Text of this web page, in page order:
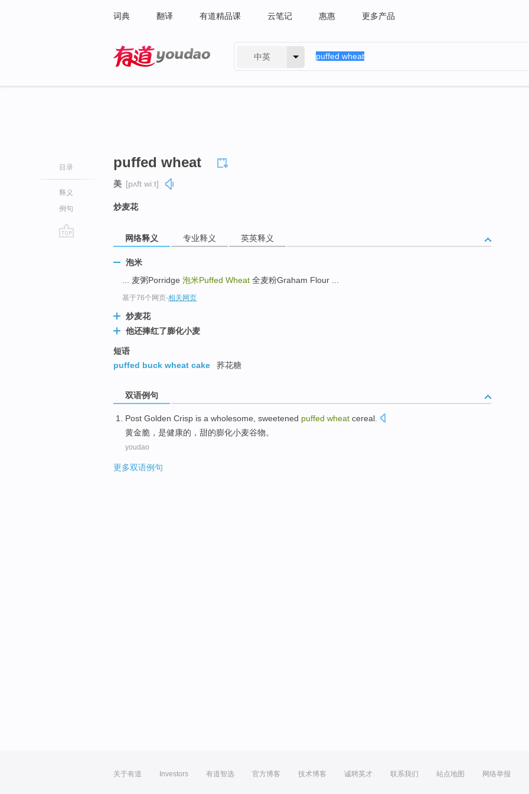
词典 翻译 有道精品课 云笔记 惠惠 更多产品
中英
目录
释义
例句
puffed wheat
美 [pʌft wiːt]
炒麦花
网络释义 专业释义 英英释义
泡米
... 麦粥Porridge 泡米Puffed Wheat 全麦粉Graham Flour ...
基于76个网页-相关网页
炒麦花
他还捧红了膨化小麦
短语
puffed buck wheat cake
荞花糖
双语例句
Post Golden Crisp is a wholesome, sweetened puffed wheat cereal.
黄金脆 ， 是健康的 ， 甜的膨化小麦谷物。
youdao
更多双语例句
关于有道 Investors 有道智选 官方博客 技术博客 诚聘英才 联系我们 站点地图 网络举报